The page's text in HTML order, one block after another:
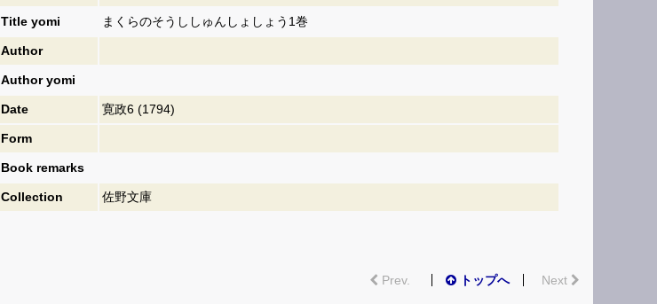
Title yomi まくらのそうししゅんしょしょう1巻
Author
Author yomi
Date 寛政6 (1794)
Form
Book remarks
Collection 佐野文庫
Prev. トップへ Next